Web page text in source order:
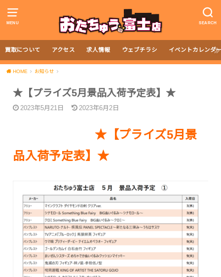
MENU SEARCH
買取について アクセス 求人情報 ウェブチラシ イベントカレンダ
HOME お知らせ
★【プライズ5月景品入荷予定表】★
2023年5月21日 2023年6月2日
★【プライズ5月景
品入荷予定表】★